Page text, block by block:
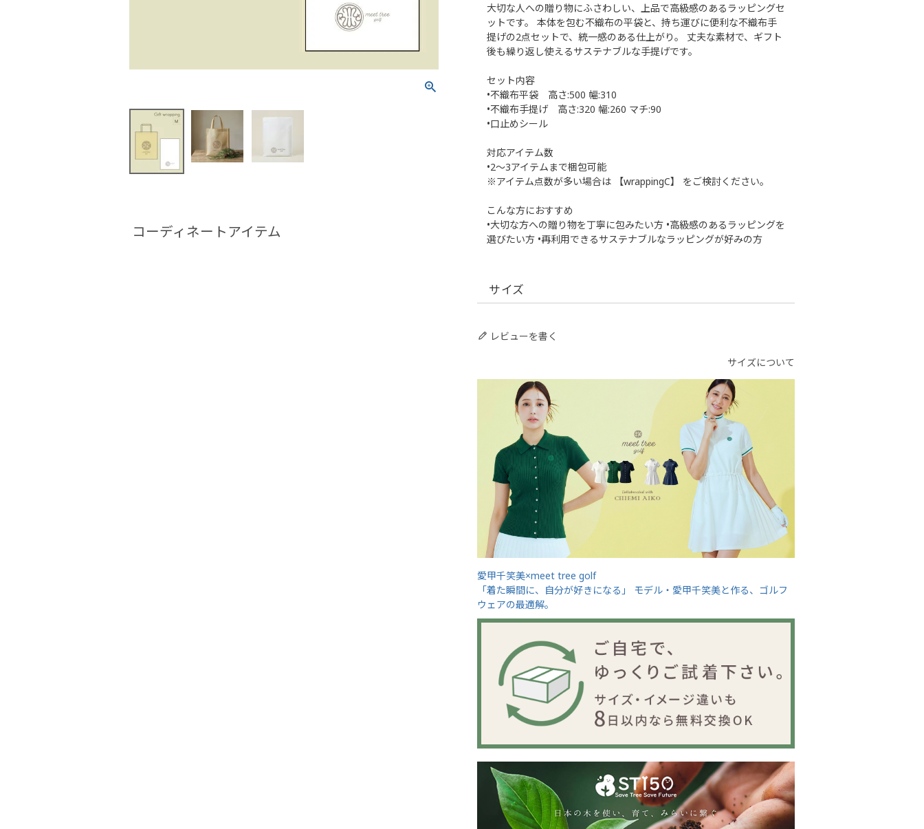
大切な人への贈り物にふさわしい、上品で高級感のあるラッピングセ
ットです。 本体を包む不織布の平袋と、持ち運びに便利な不織布手
提げの2点セットで、統一感のある仕上がり。 丈夫な素材で、ギフト
後も繰り返し使えるサステナブルな手提げです。
セット内容
•不織布平袋 高さ:500 幅:310
•不織布手提げ 高さ:320 幅:260 マチ:90
•口止めシール
対応アイテム数
•2〜3アイテムまで梱包可能
※アイテム点数が多い場合は 【wrappingC】 をご検討ください。
こんな方におすすめ
•大切な方への贈り物を丁寧に包みたい方 •高級感のあるラッピングを
選びたい方 •再利用できるサステナブルなラッピングが好みの方
サイズ
レビューを書く
サイズについて
愛甲千笑美×meet tree golf
「着た瞬間に、自分が好きになる」 モデル・愛甲千笑美と作る、ゴルフ
ウェアの最適解。
コーディネートアイテム